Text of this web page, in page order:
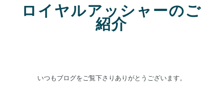
ロイヤルアッシャーのご
紹介
いつもブログをご覧下さりありがとうございます。